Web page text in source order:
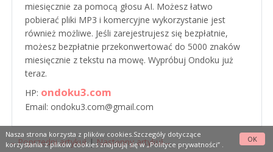
miesięcznie za pomocą głosu AI. Możesz łatwo
pobierać pliki MP3 i komercyjne wykorzystanie jest
również możliwe. Jeśli zarejestrujesz się bezpłatnie,
możesz bezpłatnie przekonwertować do 5000 znaków
miesięcznie z tekstu na mowę. Wypróbuj Ondoku już
teraz.
HP: ondoku3.com
Email: ondoku3.com@gmail.com
←Poprzedni artykuł|Następny artykuł→
Nasza strona korzysta z plików cookies.Szczegóły dotyczące
korzystania z plików cookies znajdują się w„Polityce prywatności”.
OK